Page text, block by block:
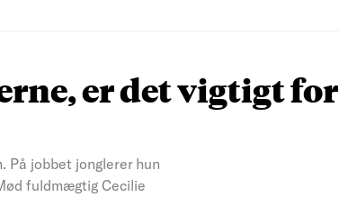
er det vigtigt for
På jobbet jonglerer hun
fuldmægtig Cecilie